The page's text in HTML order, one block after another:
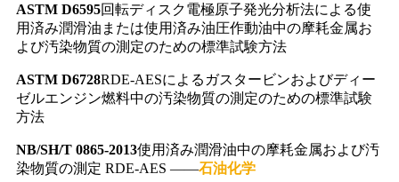
ASTM D6595回転ディスク電極原子発光分析法による使
用済み潤滑油または使用済み油圧作動油中の摩耗金属お
よび汚染物質の測定のための標準試験方法
ASTM D6728RDE-AESによるガスタービンおよびディー
ゼルエンジン燃料中の汚染物質の測定のための標準試験
方法
NB/SH/T 0865-2013使用済み潤滑油中の摩耗金属および汚
染物質の測定 RDE-AES ——石油化学